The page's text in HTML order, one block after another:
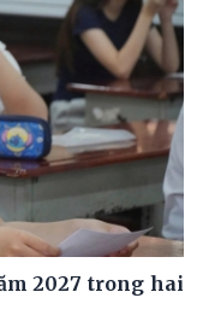
2027 trong hai